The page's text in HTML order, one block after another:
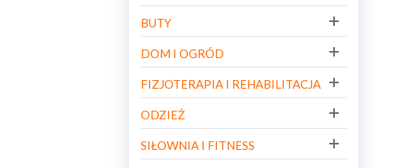
BUTY
DOM I OGRÓD
FIZJOTERAPIA I REHABILITACJA
ODZIEŻ
SIŁOWNIA I FITNESS